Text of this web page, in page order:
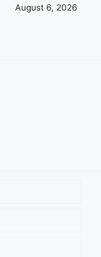
August 6, 2026